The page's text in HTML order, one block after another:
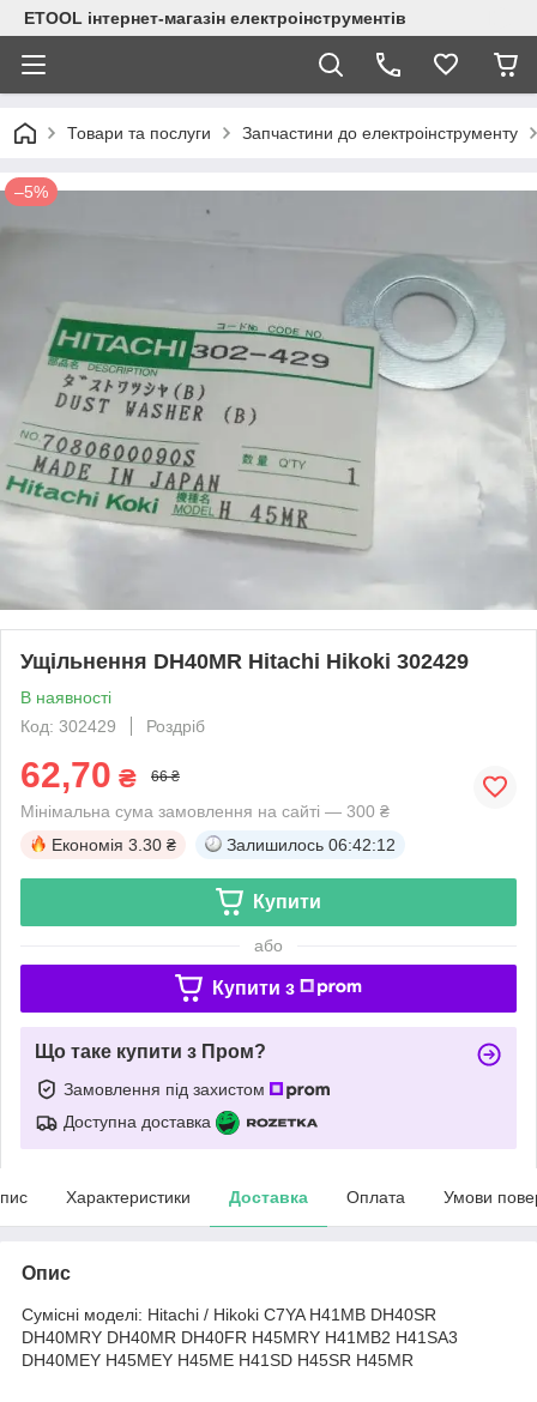
ETOOL інтернет-магазін електроінструментів
Товари та послуги Запчастини до електроінструменту
–5%
Ущільнення DH40MR Hitachi Hikoki 302429
В наявності
Код: 302429
Роздріб
62,70 ₴ 66 ₴
Мінімальна сума замовлення на сайті — 300 ₴
Економія 3.30 ₴ Залишилось 06:42:12
Купити
або
Купити з
Що таке купити з Пром?
Замовлення під захистом
Доступна доставка
Характеристики Доставка Оплата Умови
Опис
Сумісні моделі: Hitachi / Hikoki C7YA H41MB DH40SR
DH40MRY DH40MR DH40FR H45MRY H41MB2 H41SA3
DH40MEY H45MEY H45ME H41SD H45SR H45MR